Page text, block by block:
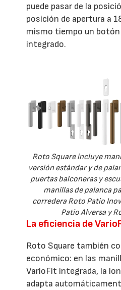
puede pasar de la
posición de apertura a
mismo tiempo un botón
integrado.
Roto Square incluye
versión estándar y de
puertas balconeras y
manillas de palanca
corredera Roto Patio
Patio Alversa y
La eficiencia de
Roto Square también
económico: en las
VarioFit integrada, la
adapta